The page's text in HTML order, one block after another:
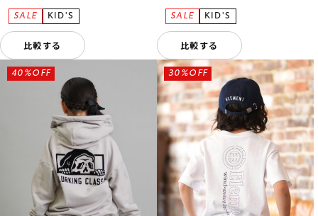
比較する 比較する
40%OFF 30%OFF